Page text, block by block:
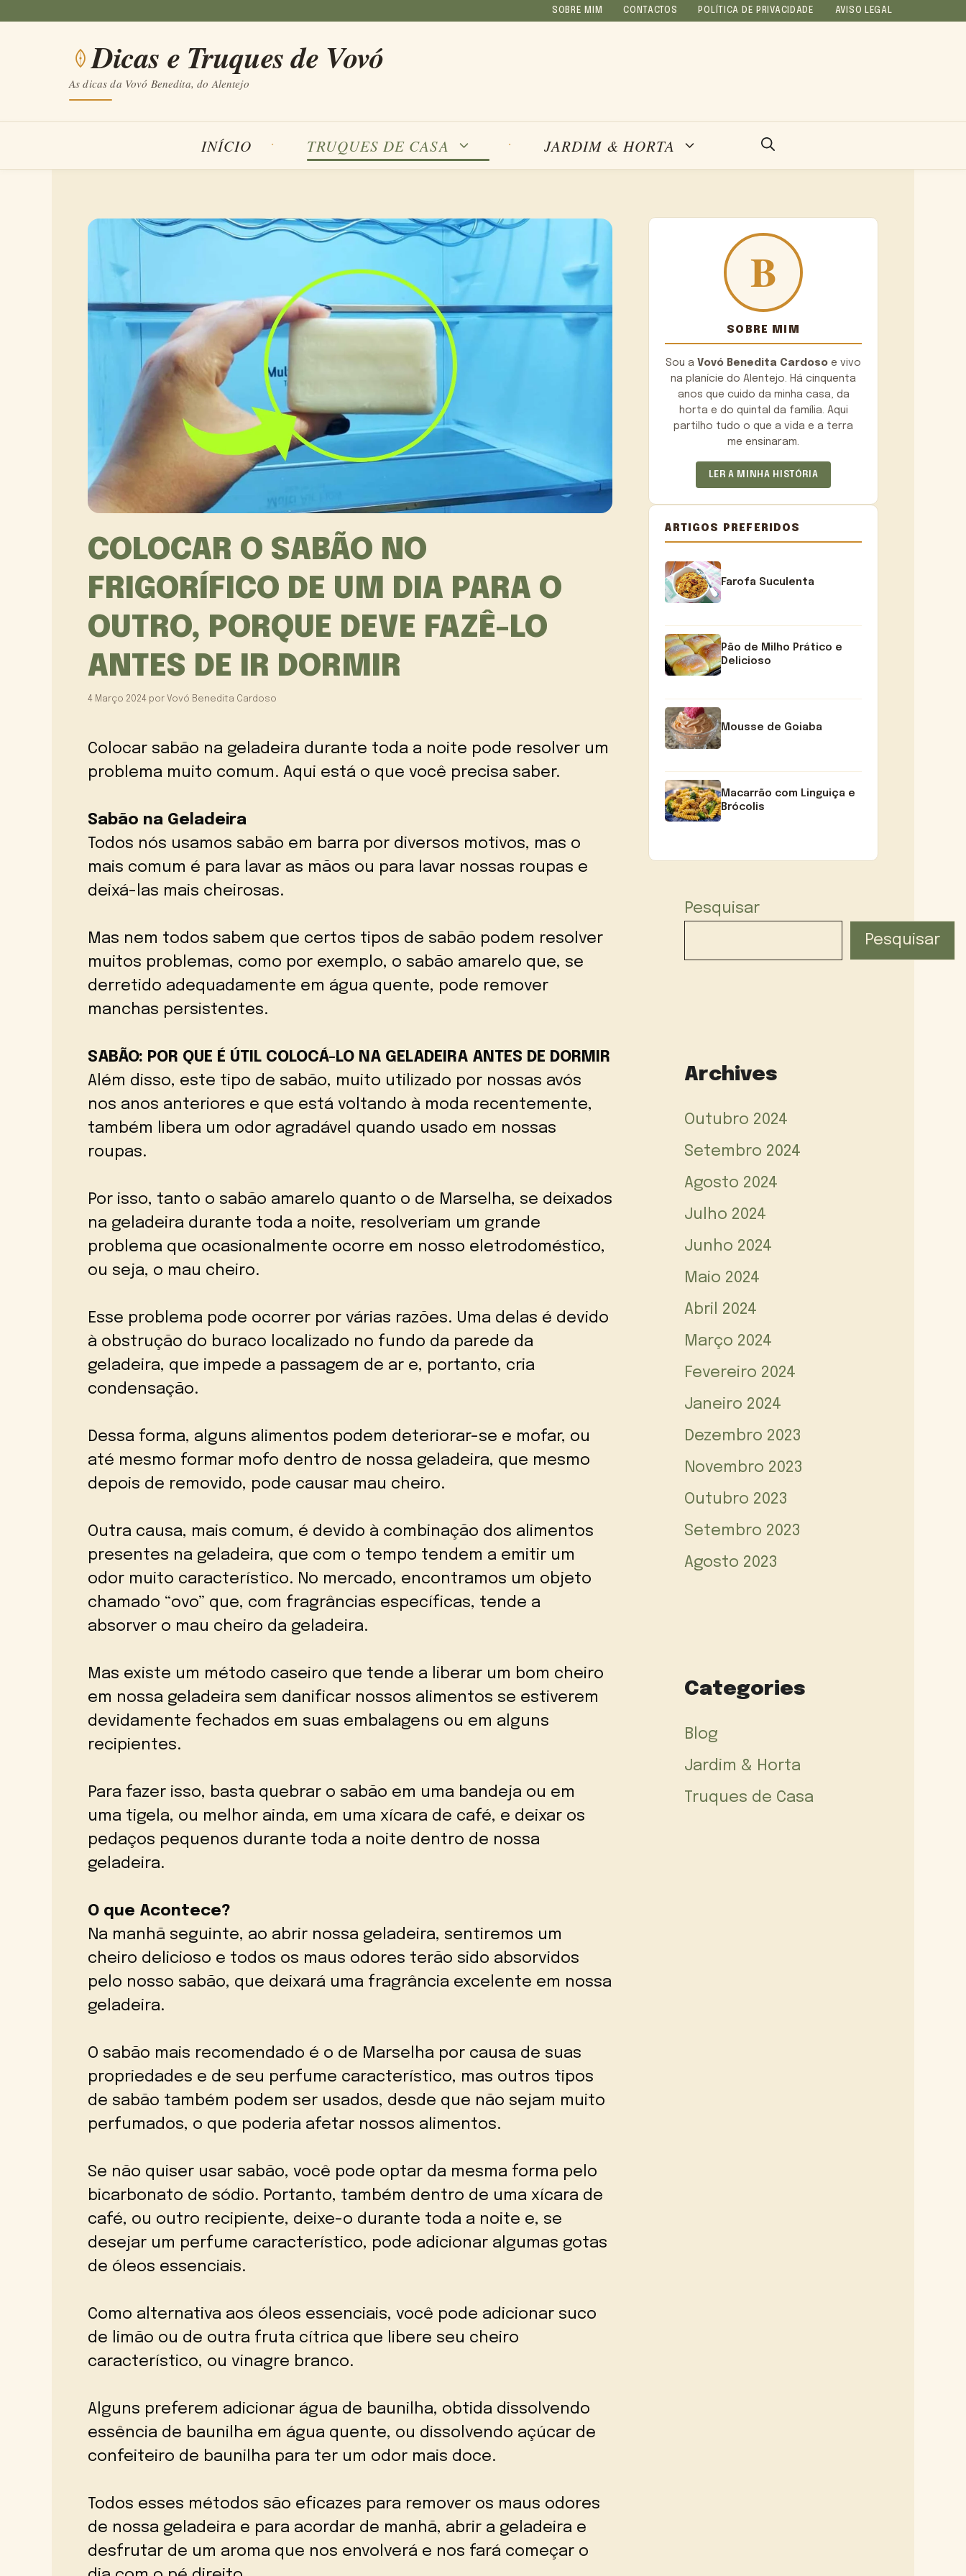
conteúdo
SOBRE MIM CONTACTOS POLÍTICA DE PRIVACIDADE AVISO LEGAL
Dicas e Truques de Vovó
As dicas da Vovó Benedita, do Alentejo
INÍCIO TRUQUES DE CASA JARDIM & HORTA
COLOCAR O SABÃO NO
FRIGORÍFICO DE UM DIA PARA O
OUTRO, PORQUE DEVE FAZÊ-LO
ANTES DE IR DORMIR
4 Março 2024 por Vovó Benedita Cardoso
Colocar sabão na geladeira durante toda a noite pode resolver um
problema muito comum. Aqui está o que você precisa saber.
Sabão na Geladeira
Todos nós usamos sabão em barra por diversos motivos, mas o
mais comum é para lavar as mãos ou para lavar nossas roupas e
deixá-las mais cheirosas.
Mas nem todos sabem que certos tipos de sabão podem resolver
muitos problemas, como por exemplo, o sabão amarelo que, se
derretido adequadamente em água quente, pode remover
manchas persistentes.
SABÃO: POR QUE É ÚTIL COLOCÁ-LO NA GELADEIRA ANTES DE DORMIR
Além disso, este tipo de sabão, muito utilizado por nossas avós
nos anos anteriores e que está voltando à moda recentemente,
também libera um odor agradável quando usado em nossas
roupas.
Por isso, tanto o sabão amarelo quanto o de Marselha, se deixados
na geladeira durante toda a noite, resolveriam um grande
problema que ocasionalmente ocorre em nosso eletrodoméstico,
ou seja, o mau cheiro.
Esse problema pode ocorrer por várias razões. Uma delas é devido
à obstrução do buraco localizado no fundo da parede da
geladeira, que impede a passagem de ar e, portanto, cria
condensação.
Dessa forma, alguns alimentos podem deteriorar-se e mofar, ou
até mesmo formar mofo dentro de nossa geladeira, que mesmo
depois de removido, pode causar mau cheiro.
Outra causa, mais comum, é devido à combinação dos alimentos
presentes na geladeira, que com o tempo tendem a emitir um
odor muito característico. No mercado, encontramos um objeto
chamado “ovo” que, com fragrâncias específicas, tende a
absorver o mau cheiro da geladeira.
Mas existe um método caseiro que tende a liberar um bom cheiro
em nossa geladeira sem danificar nossos alimentos se estiverem
devidamente fechados em suas embalagens ou em alguns
recipientes.
Para fazer isso, basta quebrar o sabão em uma bandeja ou em
uma tigela, ou melhor ainda, em uma xícara de café, e deixar os
pedaços pequenos durante toda a noite dentro de nossa
geladeira.
O que Acontece?
Na manhã seguinte, ao abrir nossa geladeira, sentiremos um
cheiro delicioso e todos os maus odores terão sido absorvidos
pelo nosso sabão, que deixará uma fragrância excelente em nossa
geladeira.
O sabão mais recomendado é o de Marselha por causa de suas
propriedades e de seu perfume característico, mas outros tipos
de sabão também podem ser usados, desde que não sejam muito
perfumados, o que poderia afetar nossos alimentos.
Se não quiser usar sabão, você pode optar da mesma forma pelo
bicarbonato de sódio. Portanto, também dentro de uma xícara de
café, ou outro recipiente, deixe-o durante toda a noite e, se
desejar um perfume característico, pode adicionar algumas gotas
de óleos essenciais.
Como alternativa aos óleos essenciais, você pode adicionar suco
de limão ou de outra fruta cítrica que libere seu cheiro
característico, ou vinagre branco.
Alguns preferem adicionar água de baunilha, obtida dissolvendo
essência de baunilha em água quente, ou dissolvendo açúcar de
confeiteiro de baunilha para ter um odor mais doce.
Todos esses métodos são eficazes para remover os maus odores
de nossa geladeira e para acordar de manhã, abrir a geladeira e
desfrutar de um aroma que nos envolverá e nos fará começar o
SOBRE MIM
Sou a Vovó Benedita Cardoso e vivo
na planície do Alentejo. Há cinquenta
anos que cuido da minha casa, da
horta e do quintal da família. Aqui
partilho tudo o que a vida e a terra
me ensinaram.
LER A MINHA HISTÓRIA
ARTIGOS PREFERIDOS
Farofa Suculenta
Pão de Milho Prático e
Delicioso
Mousse de Goiaba
Macarrão com Linguiça e
Brócolis
Pesquisar
Pesquisar
Archives
Outubro 2024
Setembro 2024
Agosto 2024
Julho 2024
Junho 2024
Maio 2024
Abril 2024
Março 2024
Fevereiro 2024
Janeiro 2024
Dezembro 2023
Novembro 2023
Outubro 2023
Setembro 2023
Agosto 2023
Categories
Blog
Jardim & Horta
Truques de Casa